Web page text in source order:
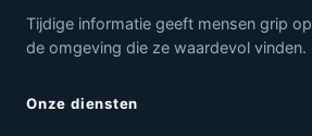
Tijdige informatie geeft mensen grip op
de omgeving die ze waardevol vinden.
Onze diensten